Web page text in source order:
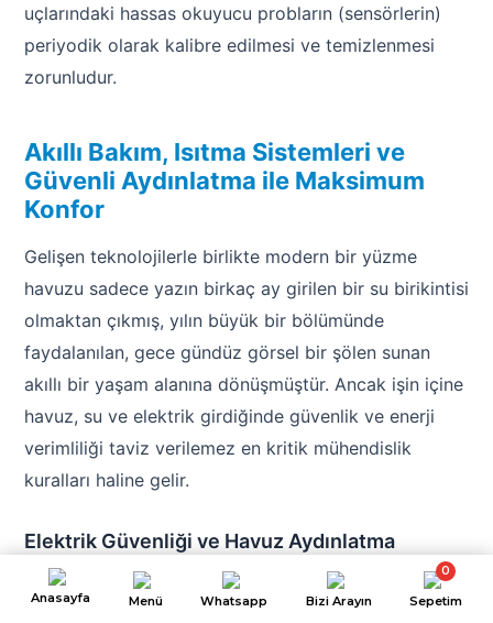
uçlarındaki hassas okuyucu probların (sensörlerin)
periyodik olarak kalibre edilmesi ve temizlenmesi
zorunludur.
Akıllı Bakım, Isıtma Sistemleri ve
Güvenli Aydınlatma ile Maksimum
Konfor
Gelişen teknolojilerle birlikte modern bir yüzme
havuzu sadece yazın birkaç ay girilen bir su birikintisi
olmaktan çıkmış, yılın büyük bir bölümünde
faydalanılan, gece gündüz görsel bir şölen sunan
akıllı bir yaşam alanına dönüşmüştür. Ancak işin içine
havuz, su ve elektrik girdiğinde güvenlik ve enerji
verimliliği taviz verilemez en kritik mühendislik
kuralları haline gelir.
Elektrik Güvenliği ve Havuz Aydınlatma
Armatürleri
Havuz içinde kullanılacak olan havuz aydınlatma
Anasayfa Menü Whatsapp Bizi Arayın Sepetim
0